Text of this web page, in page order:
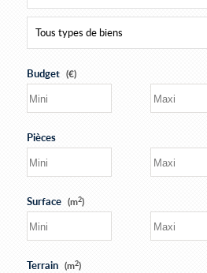
Tous types de biens
Budget (€)
Pièces
Surface (m2)
Terrain (m2)